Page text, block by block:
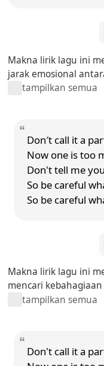
Makna lirik lagu ini
jarak emosional
tampilkan semua
Don′t call it a
Now one is too
Don't tell me
So be careful
So be careful
Makna lirik lagu ini
mencari
tampilkan semua
Don't call it a